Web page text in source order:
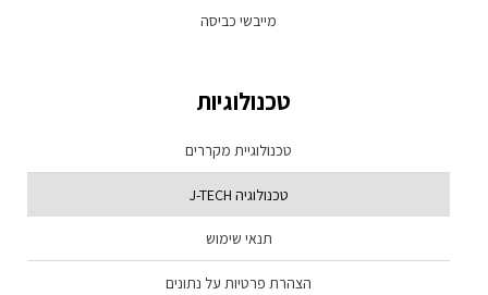
מייבשי כביסה
טכנולוגיות
טכנולוגיית מקררים
טכנולוגיה J-TECH
תנאי שימוש
הצהרת פרטיות על נתונים